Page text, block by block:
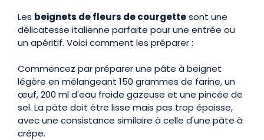
Les beignets de fleurs de courgettesont une
délicatesse italienne parfaite pour une entrée ou
un apéritif. Voici comment les préparer :
Commencez par préparer une pâte à beignet
légère en mélangeant 150 grammes de farine, un
œuf, 200 ml d'eau froide gazeuse et une pincée de
sel. La pâte doit être lisse mais pas trop épaisse,
avec une consistance similaire à celle d'une pâte à
crêpe.